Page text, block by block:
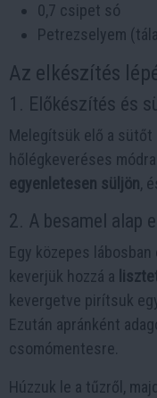
0,7 csipet só
Petrezselyem
Az elkészítés
1. Előkészítés és
Melegítsük elő a sütőt
hőlégkeveréses
egyenletesen süljön,
2. A besamel alap
Egy közepes
keverjük hozzá a
kevergetve pirítsuk
Ezután apránként
csomómentesre.
Húzzuk le a tűzről,